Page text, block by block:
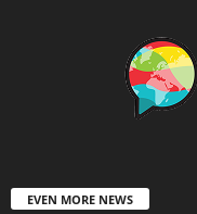
EVEN MORE NEWS